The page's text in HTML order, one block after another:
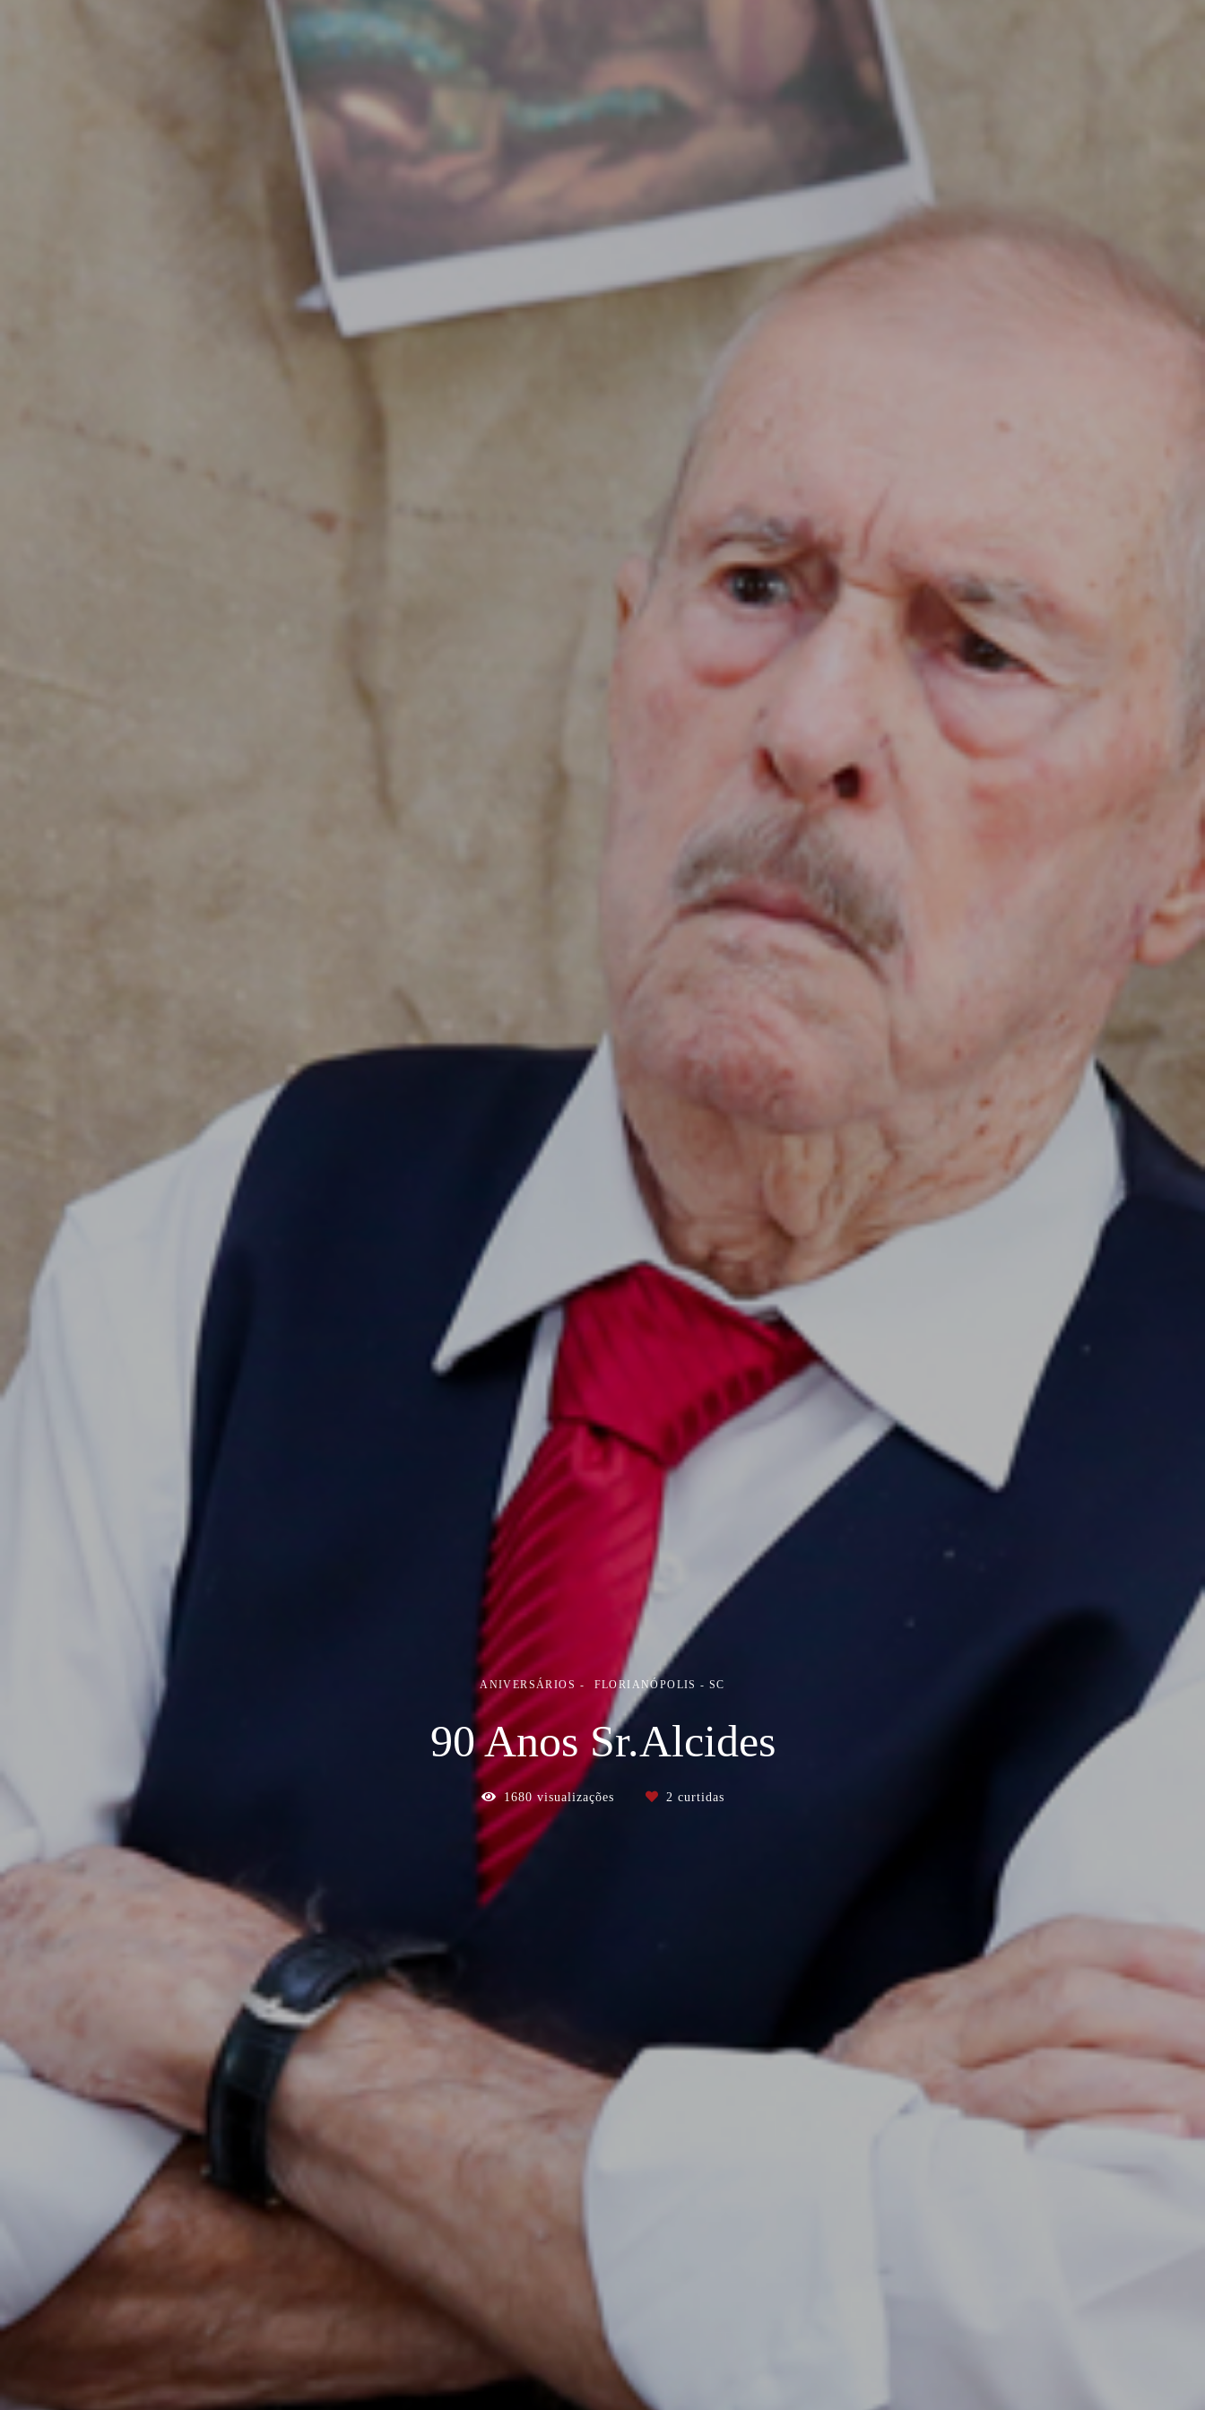
ANIVERSÁRIOS FLORIANÓPOLIS - SC
90 Anos Sr.Alcides
1680visualizações 2 curtidas